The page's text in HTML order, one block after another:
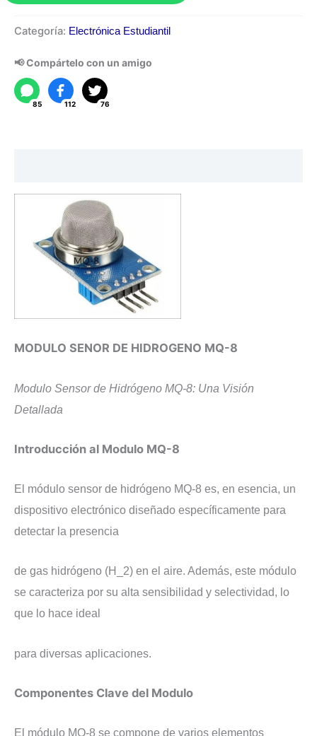
Sensor
de
Hidrogeno
MQ-
Categoría: Electrónica Estudiantil
📢 Compártelo con un amigo
85 112 76
MODULO SENOR DE HIDROGENO MQ-8
​Modulo Sensor de Hidrógeno MQ-8: Una Visión
Detallada
​Introducción al Modulo MQ-8
​El módulo sensor de hidrógeno MQ-8 es, en esencia, un
dispositivo electrónico diseñado específicamente para
detectar la presencia
de gas hidrógeno (H_2) en el aire. Además, este módulo
se caracteriza por su alta sensibilidad y selectividad, lo
que lo hace ideal
para diversas aplicaciones.
​Componentes Clave del Modulo
​El módulo MQ-8 se compone de varios elementos